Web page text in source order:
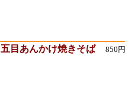
五目あんかけ焼きそば 850円